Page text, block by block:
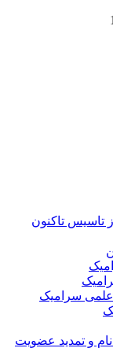
تاسیس تاکنون
سرامیک
و تمدید عضویت